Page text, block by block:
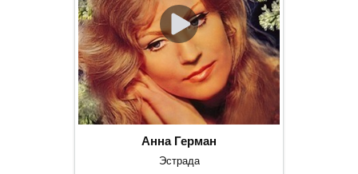
Анна Герман
Эстрада